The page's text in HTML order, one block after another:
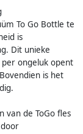
To Go Bottle te
is
Dit unieke
ongeluk opent
is het
van de ToGo fles